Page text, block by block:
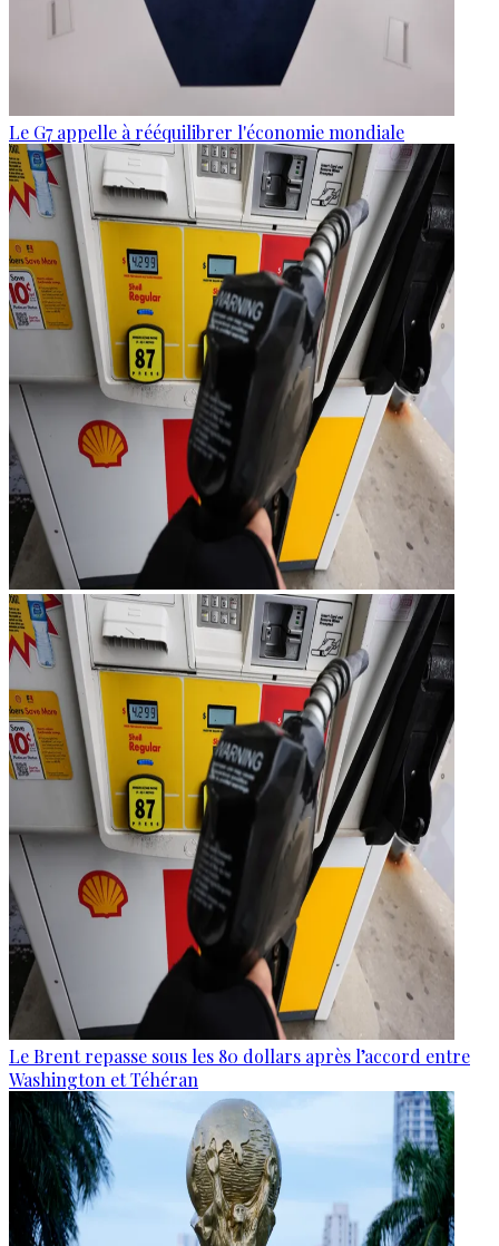
Le G7 appelle à rééquilibrer l'économie mondiale
Le Brent repasse sous les 80 dollars après l’accord entre
Washington et Téhéran